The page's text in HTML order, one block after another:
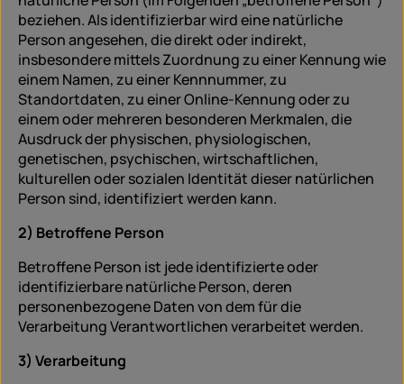
beziehen. Als identifizierbar wird eine natürliche
Person angesehen, die direkt oder indirekt,
insbesondere mittels Zuordnung zu einer Kennung wie
einem Namen, zu einer Kennnummer, zu
Standortdaten, zu einer Online-Kennung oder zu
einem oder mehreren besonderen Merkmalen, die
Ausdruck der physischen, physiologischen,
genetischen, psychischen, wirtschaftlichen,
kulturellen oder sozialen Identität dieser natürlichen
Person sind, identifiziert werden kann.
2) Betroffene Person
Betroffene Person ist jede identifizierte oder
identifizierbare natürliche Person, deren
personenbezogene Daten von dem für die
Verarbeitung Verantwortlichen verarbeitet werden.
3) Verarbeitung